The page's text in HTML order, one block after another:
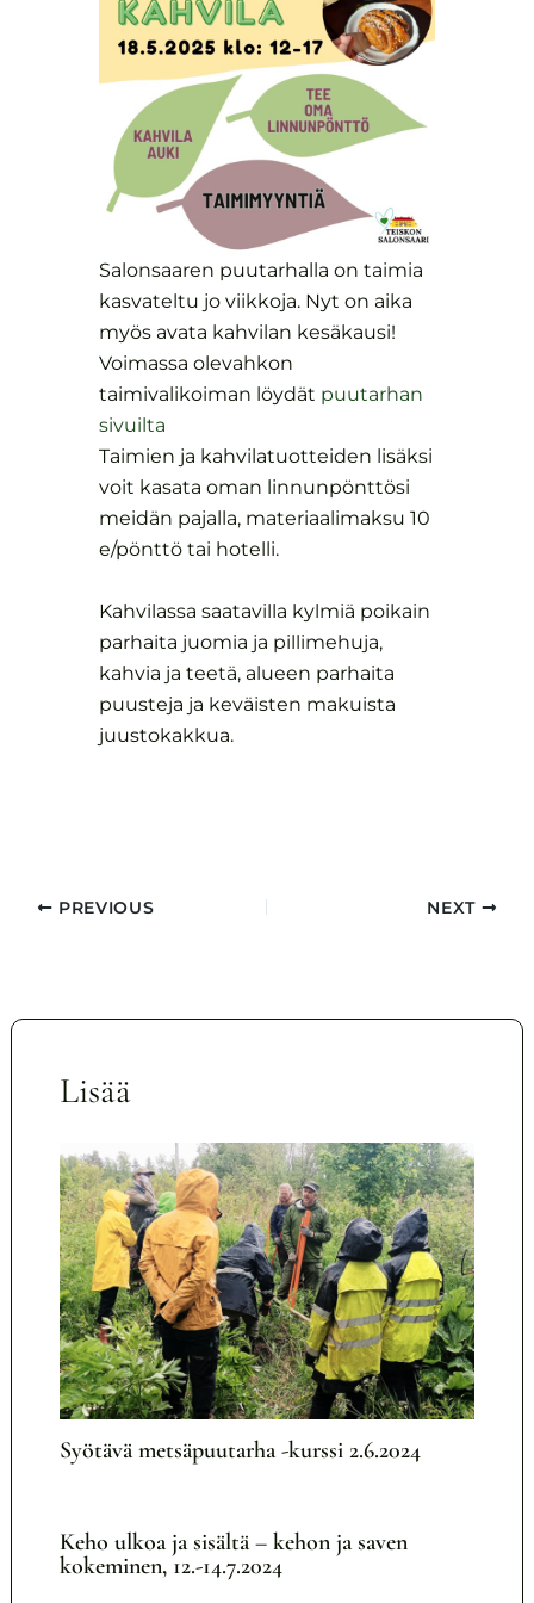
Salonsaaren puutarhalla on taimia
kasvateltu jo viikkoja. Nyt on aika
myös avata kahvilan kesäkausi!
Voimassa olevahkon
taimivalikoiman löydät puutarhan
sivuilta
Taimien ja kahvilatuotteiden lisäksi
voit kasata oman linnunpönttösi
meidän pajalla, materiaalimaksu 10
e/pönttö tai hotelli.
Kahvilassa saatavilla kylmiä poikain
parhaita juomia ja pillimehuja,
kahvia ja teetä, alueen parhaita
puusteja ja keväisten makuista
juustokakkua.
PREVIOUS NEXT
Lisää
Syötävä metsäpuutarha -kurssi 2.6.2024
Keho ulkoa ja sisältä – kehon ja saven
kokeminen, 12.-14.7.2024